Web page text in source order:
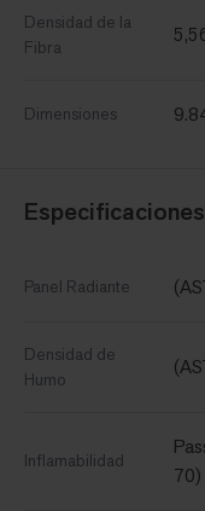
Densidad de la
Fibra
Dimensiones
Panel Radiante
Densidad de
Humo
Inflamabilidad
70)